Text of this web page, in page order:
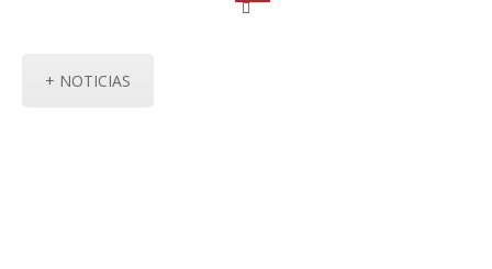
+ NOTICIAS